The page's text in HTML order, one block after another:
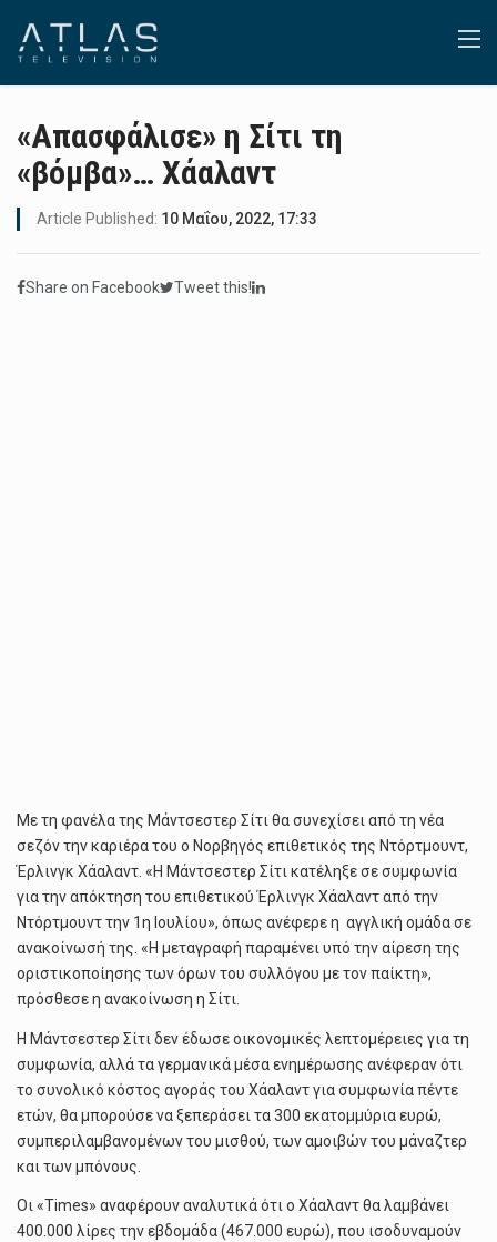
«Απασφάλισε» η Σίτι τη
«βόμβα»… Χάαλαντ
Article Published: 10 Μαΐου, 2022, 17:33
Share on Facebook Tweet this!
Με τη φανέλα της Μάντσεστερ Σίτι θα συνεχίσει από τη νέα
σεζόν την καριέρα του ο Νορβηγός επιθετικός της Ντόρτμουντ,
Έρλινγκ Χάαλαντ. «Η Μάντσεστερ Σίτι κατέληξε σε συμφωνία
για την απόκτηση του επιθετικού Έρλινγκ Χάαλαντ από την
Ντόρτμουντ την 1η Ιουλίου», όπως ανέφερε η αγγλική ομάδα σε
ανακοίνωσή της. «Η μεταγραφή παραμένει υπό την αίρεση της
οριστικοποίησης των όρων του συλλόγου με τον παίκτη»,
πρόσθεσε η ανακοίνωση η Σίτι.
Η Μάντσεστερ Σίτι δεν έδωσε οικονομικές λεπτομέρειες για τη
συμφωνία, αλλά τα γερμανικά μέσα ενημέρωσης ανέφεραν ότι
το συνολικό κόστος αγοράς του Χάαλαντ για συμφωνία πέντε
ετών, θα μπορούσε να ξεπεράσει τα 300 εκατομμύρια ευρώ,
συμπεριλαμβανομένων του μισθού, των αμοιβών του μάναζτερ
και των μπόνους.
Οι «Times» αναφέρουν αναλυτικά ότι ο Χάαλαντ θα λαμβάνει
400.000 λίρες την εβδομάδα (467.000 ευρώ), που ισοδυναμούν